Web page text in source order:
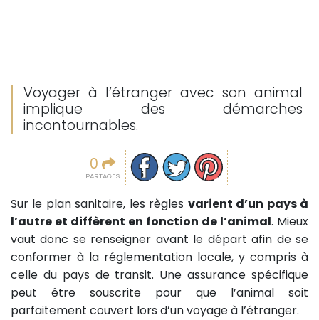
Voyager à l’étranger avec son animal
implique des démarches
incontournables.
0
PARTAGES
Partager sur facebook
Partager sur Twitter
Epingler sur Pinterest
Sur le plan sanitaire, les règles varient d’un pays à
l’autre et diffèrent en fonction de l’animal. Mieux
vaut donc se renseigner avant le départ afin de se
conformer à la réglementation locale, y compris à
celle du pays de transit. Une assurance spécifique
peut être souscrite pour que l’animal soit
parfaitement couvert lors d’un voyage à l’étranger.